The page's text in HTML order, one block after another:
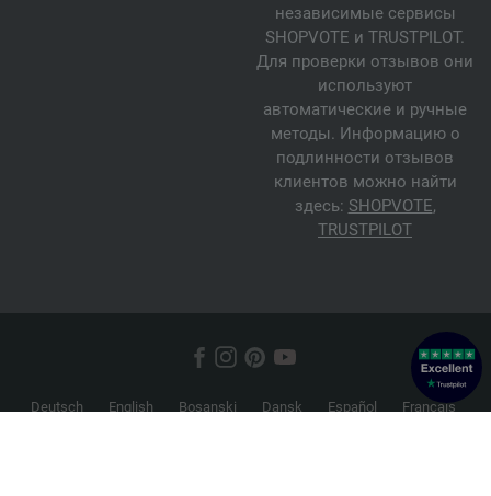
независимые сервисы
SHOPVOTE и TRUSTPILOT.
Для проверки отзывов они
используют
автоматические и ручные
методы. Информацию о
подлинности отзывов
клиентов можно найти
здесь: SHOPVOTE,
TRUSTPILOT
Deutsch English Bosanski Dansk Español
Français